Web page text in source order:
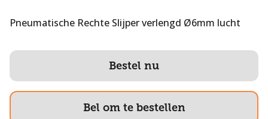
Pneumatische Rechte Slijper verlengd Ø6mm lucht
Bestel nu
Bel om te bestellen